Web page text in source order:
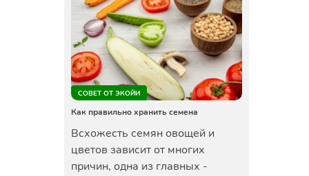
СОВЕТ ОТ ЭКОЙИ
Как правильно хранить семена
Всхожесть семян овощей и
цветов зависит от многих
причин, одна из главных -